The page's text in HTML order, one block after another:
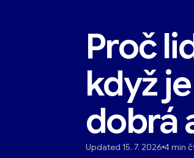
Proč
když
dobrá
Updated 15. 7. 2026 4 min